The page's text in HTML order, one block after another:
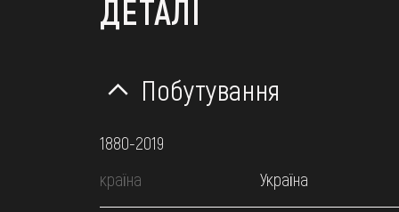
ДЕТАЛІ
Побутування
1880-2019
країна
Україна